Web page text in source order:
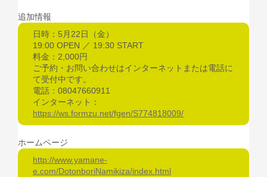
追加情報
日時：5月22日（金）
19:00 OPEN ／ 19:30 START
料金：2,000円
ご予約・お問い合わせはインターネットまたは電話に
て受付中です。
電話：08047660911
インターネット：
https://ws.formzu.net/fgen/S774818009/
ホームページ
http://www.yamane-
e.com/DotonboriNamikiza/index.html